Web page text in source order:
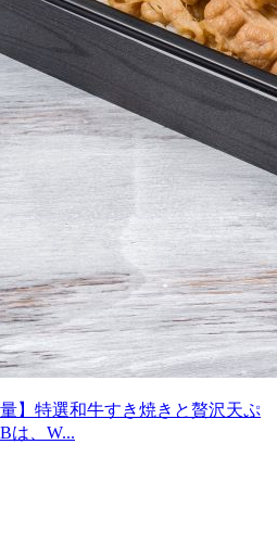
】特選和牛すき焼きと贅沢天ぷ
は、W...